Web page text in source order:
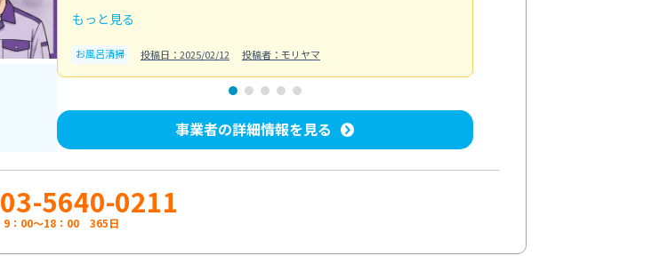
もっと見る
お風呂清掃 投稿日：2025/02/12 投稿者：モリヤマ
事業者の詳細情報を見る
03-5640-0211
9：00～18：00 365日